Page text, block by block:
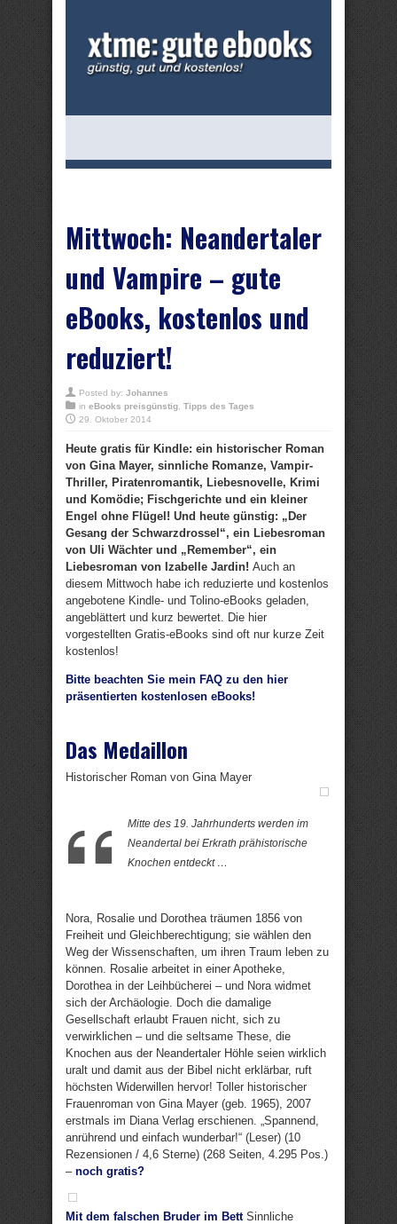
Mittwoch: Neandertaler
und Vampire – gute
eBooks, kostenlos und
reduziert!
Posted by: Johannes
in eBooks preisgünstig Tipps des Tages
29. Oktober 2014
Heute gratis für Kindle: ein historischer Roman
von Gina Mayer, sinnliche Romanze, Vampir-
Thriller, Piratenromantik, Liebesnovelle, Krimi
und Komödie; Fischgerichte und ein kleiner
Engel ohne Flügel! Und heute günstig: „Der
Gesang der Schwarzdrossel“, ein Liebesroman
von Uli Wächter und „Remember“, ein
Liebesroman von Izabelle Jardin! Auch an
diesem Mittwoch habe ich reduzierte und kostenlos
angebotene Kindle- und Tolino-eBooks geladen,
angeblättert und kurz bewertet. Die hier
vorgestellten Gratis-eBooks sind oft nur kurze Zeit
kostenlos!
Bitte beachten Sie mein FAQ zu den hier
präsentierten kostenlosen eBooks!
Das Medaillon
Historischer Roman von Gina Mayer
Mitte des 19. Jahrhunderts werden im
Neandertal bei Erkrath prähistorische
Knochen entdeckt …
Nora, Rosalie und Dorothea träumen 1856 von
Freiheit und Gleichberechtigung; sie wählen den
Weg der Wissenschaften, um ihren Traum leben zu
können. Rosalie arbeitet in einer Apotheke,
Dorothea in der Leihbücherei – und Nora widmet
sich der Archäologie. Doch die damalige
Gesellschaft erlaubt Frauen nicht, sich zu
verwirklichen – und die seltsame These, die
Knochen aus der Neandertaler Höhle seien wirklich
uralt und damit aus der Bibel nicht erklärbar, ruft
höchsten Widerwillen hervor! Toller historischer
Frauenroman von Gina Mayer (geb. 1965), 2007
erstmals im Diana Verlag erschienen. „Spannend,
anrührend und einfach wunderbar!“ (Leser) (10
Rezensionen / 4,6 Sterne) (268 Seiten, 4.295 Pos.)
– noch gratis?
Mit dem falschen Bruder im BettSinnliche